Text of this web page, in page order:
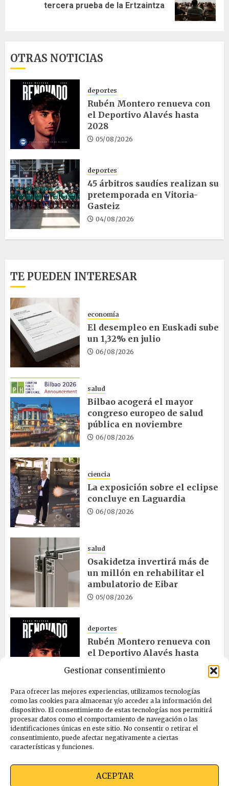
Gestionar consentimiento
Para ofrecer las mejores experiencias, utilizamos tecnologías
como las cookies para almacenar y/o acceder a la información del
dispositivo. El consentimiento de estas tecnologías nos permitirá
procesar datos como el comportamiento de navegación o las
identificaciones únicas en este sitio. No consentir o retirar el
consentimiento, puede afectar negativamente a ciertas
características y funciones.
ACEPTAR
entrada:tercera prueba de la Ertzaintza
OTRAS NOTICIAS
deportes
Rubén Montero renueva con
el Deportivo Alavés hasta
2028
05/08/2026
deportes
45 árbitros saudíes realizan su
pretemporada en Vitoria-
Gasteiz
04/08/2026
TE PUEDEN INTERESAR
economía
El desempleo en Euskadi sube
un 1,32% en julio
06/08/2026
salud
Bilbao acogerá el mayor
congreso europeo de salud
pública en noviembre
06/08/2026
ciencia
La exposición sobre el eclipse
concluye en Laguardia
06/08/2026
salud
Osakidetza invertirá más de
un millón en rehabilitar el
ambulatorio de Eibar
05/08/2026
deportes
Rubén Montero renueva con
el Deportivo Alavés hasta
cultura
Melgosa, Barredo y Hurtado
asisten a la Bajada de Celedón